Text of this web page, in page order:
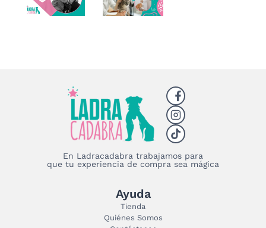
En Ladracadabra trabajamos para
que tu experiencia de compra sea mágica
Ayuda
Tienda
Quiénes Somos